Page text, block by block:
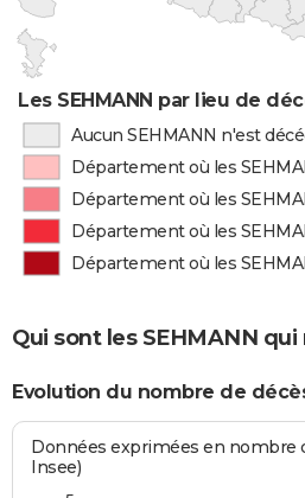
Les SEHMANN par lieu de
Aucun SEHMANN n'est
Département où les
Département où les
Département où les
Département où les
Qui sont les SEHMANN
Evolution du nombre de
Données exprimées en nombre
Insee)